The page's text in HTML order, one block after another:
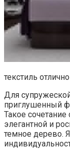
текстиль
Для
приглушенный
Такое
элегантной и
темное дерево.